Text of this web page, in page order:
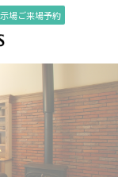
場ご来場予約